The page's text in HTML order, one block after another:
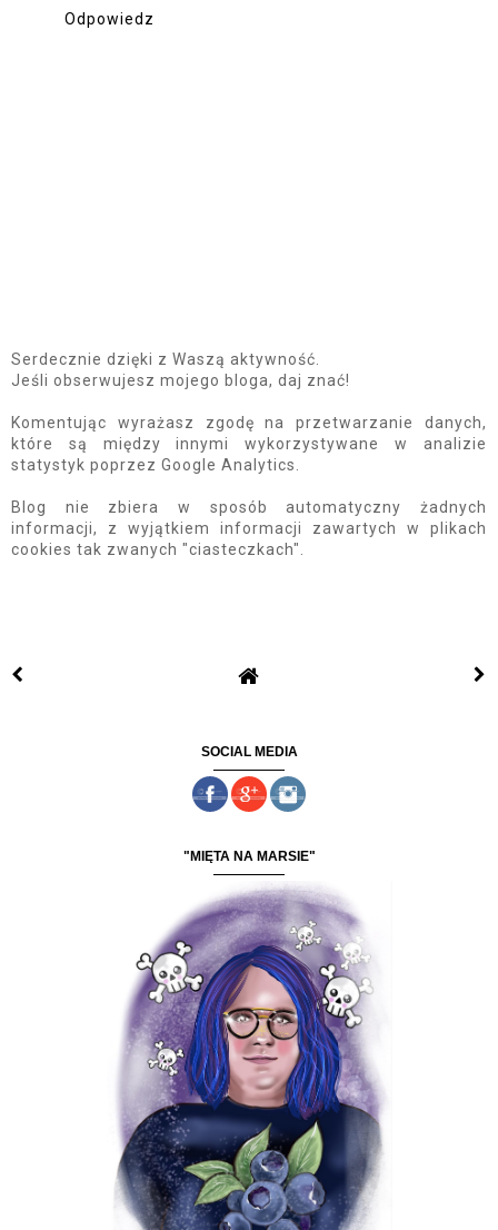
Odpowiedz
Serdecznie dzięki z Waszą aktywność.
Jeśli obserwujesz mojego bloga, daj znać!
Komentując wyrażasz zgodę na przetwarzanie danych,
które są między innymi wykorzystywane w analizie
statystyk poprzez Google Analytics.
Blog nie zbiera w sposób automatyczny żadnych
informacji, z wyjątkiem informacji zawartych w plikach
cookies tak zwanych "ciasteczkach".
SOCIAL MEDIA
"MIĘTA NA MARSIE"